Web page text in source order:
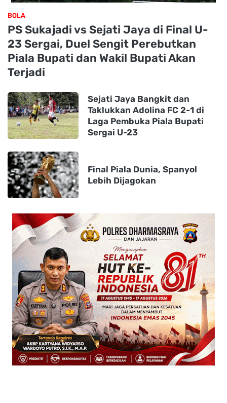
BOLA
PS Sukajadi vs Sejati Jaya di Final U-
23 Sergai, Duel Sengit Perebutkan
Piala Bupati dan Wakil Bupati Akan
Terjadi
Sejati Jaya Bangkit dan
Taklukkan Adolina FC 2-1 di
Laga Pembuka Piala Bupati
Sergai U-23
Final Piala Dunia, Spanyol
Lebih Dijagokan